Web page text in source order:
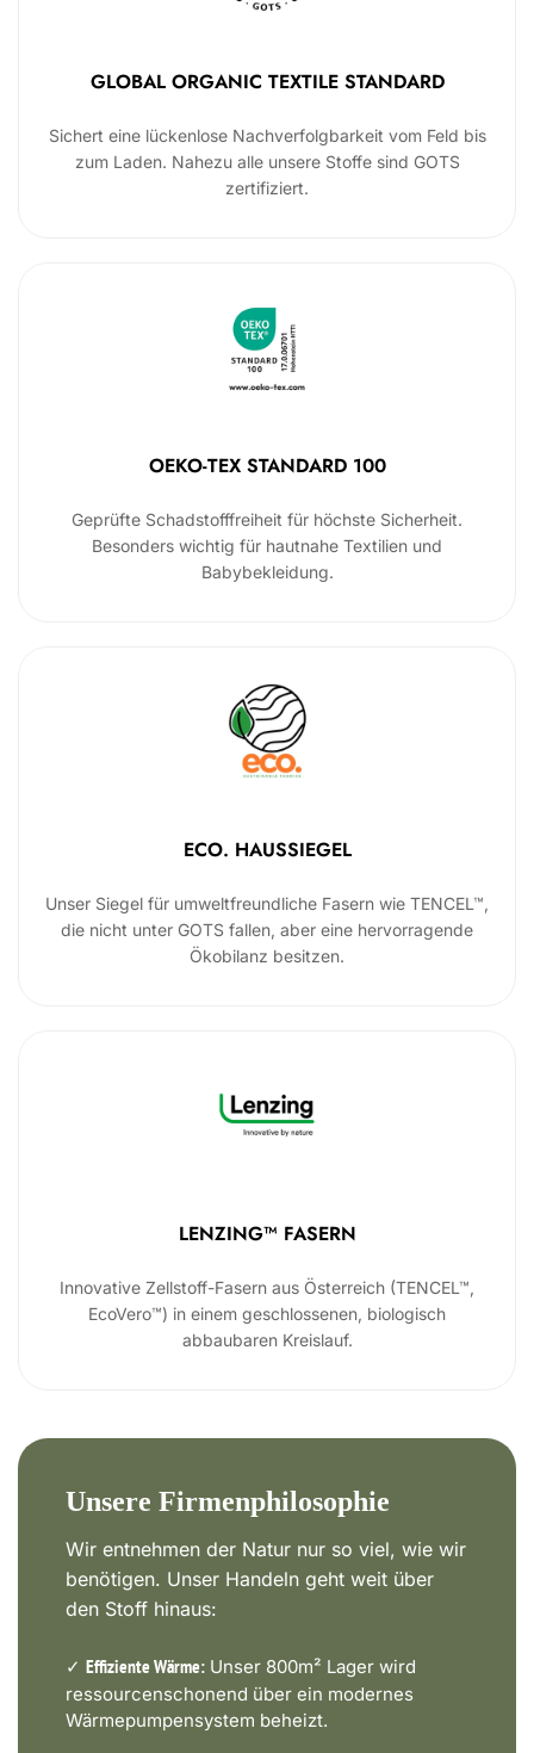
GLOBAL ORGANIC TEXTILE STANDARD
Sichert eine lückenlose Nachverfolgbarkeit vom Feld bis
zum Laden. Nahezu alle unsere Stoffe sind GOTS
zertifiziert.
OEKO-TEX STANDARD 100
Geprüfte Schadstofffreiheit für höchste Sicherheit.
Besonders wichtig für hautnahe Textilien und
Babybekleidung.
ECO. HAUSSIEGEL
Unser Siegel für umweltfreundliche Fasern wie TENCEL™,
die nicht unter GOTS fallen, aber eine hervorragende
Ökobilanz besitzen.
LENZING™ FASERN
Innovative Zellstoff-Fasern aus Österreich (TENCEL™,
EcoVero™) in einem geschlossenen, biologisch
abbaubaren Kreislauf.
Unsere Firmenphilosophie
Wir entnehmen der Natur nur so viel, wie wir
benötigen. Unser Handeln geht weit über
den Stoff hinaus:
✓ Effiziente Wärme: Unser 800m² Lager wird
ressourcenschonend über ein modernes
Wärmepumpensystem beheizt.